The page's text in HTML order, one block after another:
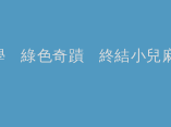
綠色奇蹟 終結小兒